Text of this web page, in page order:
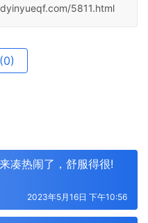
5811.html
(0)
凑热闹了，舒服得很!
2023年5月16日 下午10:56